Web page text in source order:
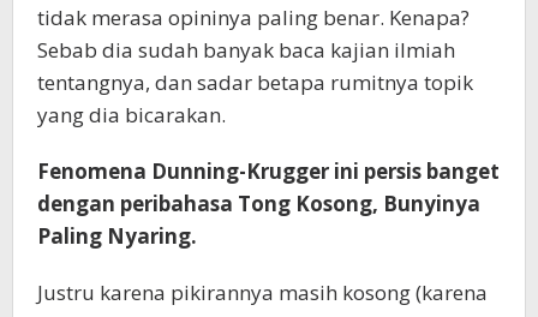
tidak merasa opininya paling benar. Kenapa?
Sebab dia sudah banyak baca kajian ilmiah
tentangnya, dan sadar betapa rumitnya topik
yang dia bicarakan.
Fenomena Dunning-Krugger ini persis banget
dengan peribahasa Tong Kosong, Bunyinya
Paling Nyaring.
Justru karena pikirannya masih kosong (karena